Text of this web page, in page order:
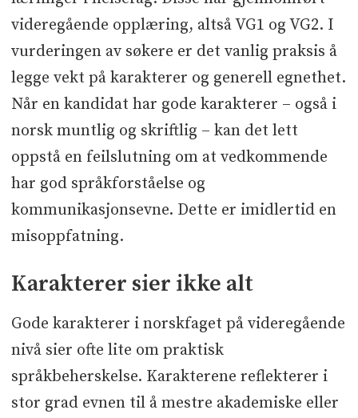
videregående opplæring, altså VG1 og VG2. I
vurderingen av søkere er det vanlig praksis å
legge vekt på karakterer og generell egnethet.
Når en kandidat har gode karakterer – også i
norsk muntlig og skriftlig – kan det lett
oppstå en feilslutning om at vedkommende
har god språkforståelse og
kommunikasjonsevne. Dette er imidlertid en
misoppfatning.
Karakterer sier ikke alt
Gode karakterer i norskfaget på videregående
nivå sier ofte lite om praktisk
språkbeherskelse. Karakterene reflekterer i
stor grad evnen til å mestre akademiske eller